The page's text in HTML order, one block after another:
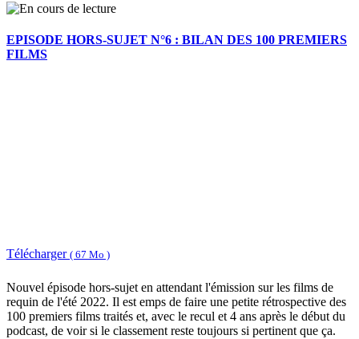
EPISODE HORS-SUJET N°6 : BILAN DES 100 PREMIERS
FILMS
Télécharger ( 67 Mo )
Nouvel épisode hors-sujet en attendant l'émission sur les films de
requin de l'été 2022. Il est emps de faire une petite rétrospective des
100 premiers films traités et, avec le recul et 4 ans après le début du
podcast, de voir si le classement reste toujours si pertinent que ça.